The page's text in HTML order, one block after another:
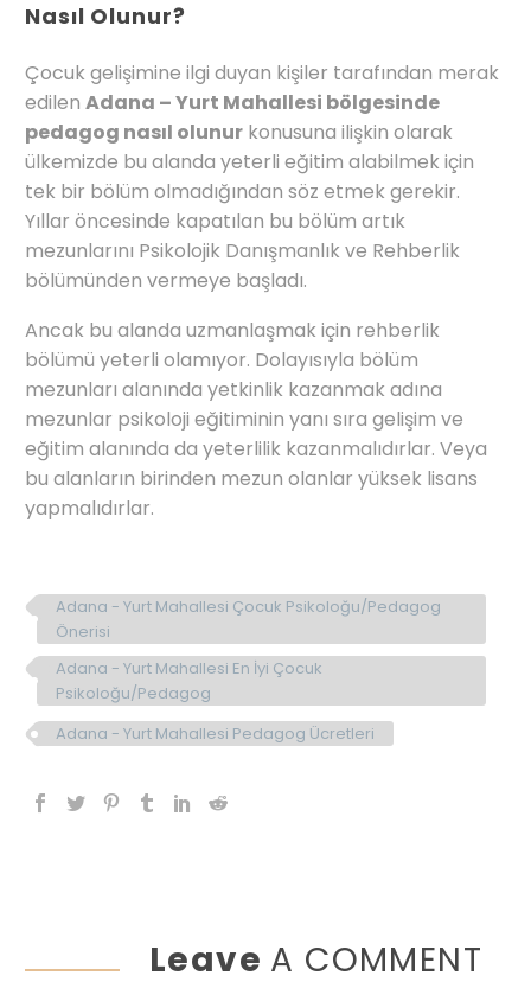
Nasıl Olunur?
Çocuk gelişimine ilgi duyan kişiler tarafından merak
edilen Adana – Yurt Mahallesi bölgesinde
pedagog nasıl olunur konusuna ilişkin olarak
ülkemizde bu alanda yeterli eğitim alabilmek için
tek bir bölüm olmadığından söz etmek gerekir.
Yıllar öncesinde kapatılan bu bölüm artık
mezunlarını Psikolojik Danışmanlık ve Rehberlik
bölümünden vermeye başladı.
Ancak bu alanda uzmanlaşmak için rehberlik
bölümü yeterli olamıyor. Dolayısıyla bölüm
mezunları alanında yetkinlik kazanmak adına
mezunlar psikoloji eğitiminin yanı sıra gelişim ve
eğitim alanında da yeterlilik kazanmalıdırlar. Veya
bu alanların birinden mezun olanlar yüksek lisans
yapmalıdırlar.
Adana - Yurt Mahallesi Çocuk Psikoloğu/Pedagog
Önerisi
Adana - Yurt Mahallesi En İyi Çocuk
Psikoloğu/Pedagog
Adana - Yurt Mahallesi Pedagog Ücretleri
Leave A COMMENT